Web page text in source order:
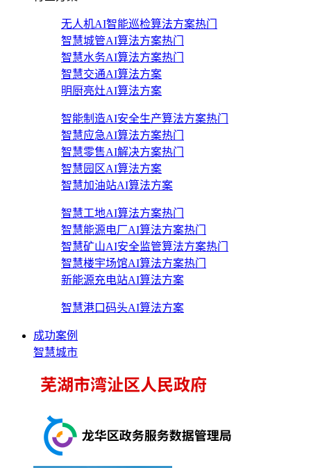
无人机AI智能巡检算法方案热门
智慧城管AI算法方案热门
智慧水务AI算法方案热门
智慧交通AI算法方案
明厨亮灶AI算法方案
智能制造AI安全生产算法方案热门
智慧应急AI算法方案热门
智慧零售AI解决方案热门
智慧园区AI算法方案
智慧加油站AI算法方案
智慧工地AI算法方案热门
智慧能源电厂AI算法方案热门
智慧矿山AI安全监管算法方案热门
智慧楼宇场馆AI算法方案热门
新能源充电站AI算法方案
智慧港口码头AI算法方案
成功案例
智慧城市